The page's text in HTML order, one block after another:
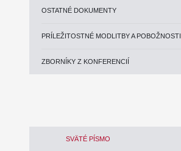
OSTATNÉ DOKUMENTY
PRÍLEŽITOSTNÉ MODLITBY A POBOŽNOSTI
ZBORNÍKY Z KONFERENCIÍ
SVÄTÉ PÍSMO